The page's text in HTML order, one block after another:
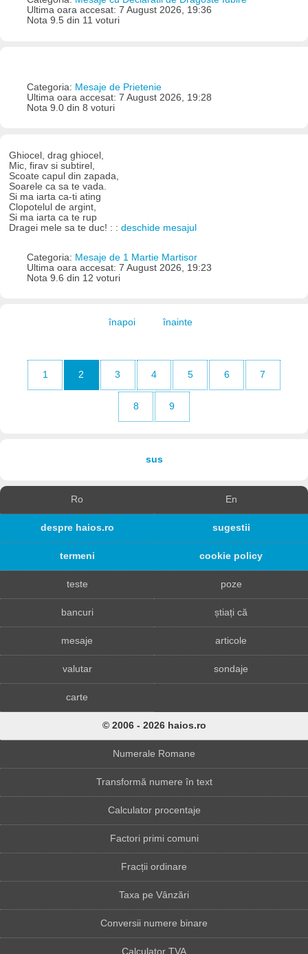
Ultima oara accesat: 7 August 2026, 19:36
Nota 9.5 din 11 voturi
Categoria: Mesaje de Prietenie
Ultima oara accesat: 7 August 2026, 19:28
Nota 9.0 din 8 voturi
Ghiocel, drag ghiocel,
Mic, firav si subtirel,
Scoate capul din zapada,
Soarele ca sa te vada.
Si ma iarta ca-ti ating
Clopotelul de argint,
Si ma iarta ca te rup
Dragei mele sa te duc! : :deschide mesajul
Categoria: Mesaje de 1 Martie Martisor
Ultima oara accesat: 7 August 2026, 19:23
Nota 9.6 din 12 voturi
înapoi înainte
1 2 3 4 5 6 7
8 9
sus
Ro En
despre haios.ro sugestii
termeni cookie policy
teste poze
bancuri știați că
mesaje articole
valutar sondaje
carte
© 2006 - 2026 haios.ro
Numerale Romane
Transformă numere în text
Calculator procentaje
Factori primi comuni
Fracții ordinare
Taxa pe Vânzări
Conversii numere binare
Calculator TVA